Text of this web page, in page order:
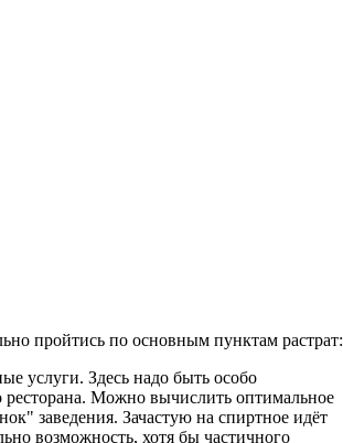
пройтись по основным пунктам растрат:
услуги. Здесь надо быть особо
Можно вычислить оптимальное
заведения. Зачастую на спиртное идёт
возможность, хотя бы частичного